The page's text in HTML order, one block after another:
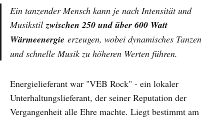
Ein tanzender Mensch kann je nach Intensität und
Musikstilzwischen 250 und über 600 Watt
Wärmeenergie erzeugen, wobei dynamisches Tanzen
und schnelle Musik zu höheren Werten führen.
Energielieferant war "VEB Rock" - ein lokaler
Unterhaltungslieferant, der seiner Reputation der
Vergangenheit alle Ehre machte. Liegt bestimmt am